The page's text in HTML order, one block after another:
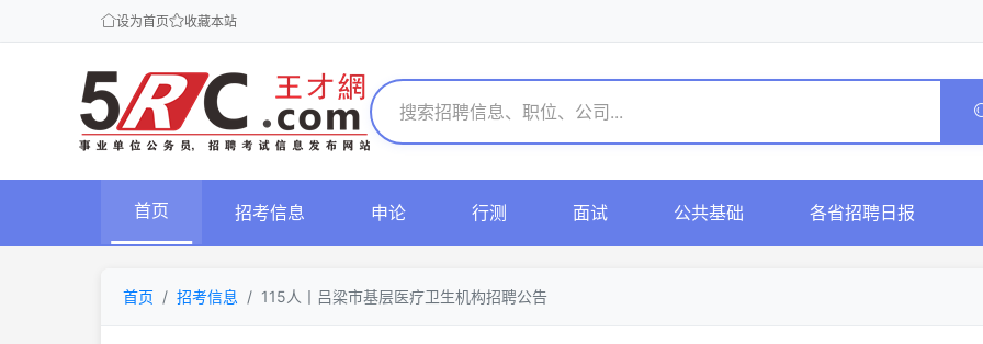
设为首页 收藏本站
首页 招考信息 申论 行测 面试 公共基础 各省招聘日报
首页 招考信息 115人丨吕梁市基层医疗卫生机构招聘公告